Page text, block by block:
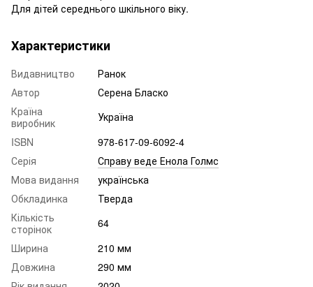
Для дітей середнього шкільного віку.
Характеристики
Видавництво
Ранок
Автор
Серена Бласко
Країна
виробник
Україна
ISBN
978-617-09-6092-4
Серія
Справу веде Енола Голмс
Мова видання
українська
Обкладинка
Тверда
Кількість
сторінок
64
Ширина
210 мм
Довжина
290 мм